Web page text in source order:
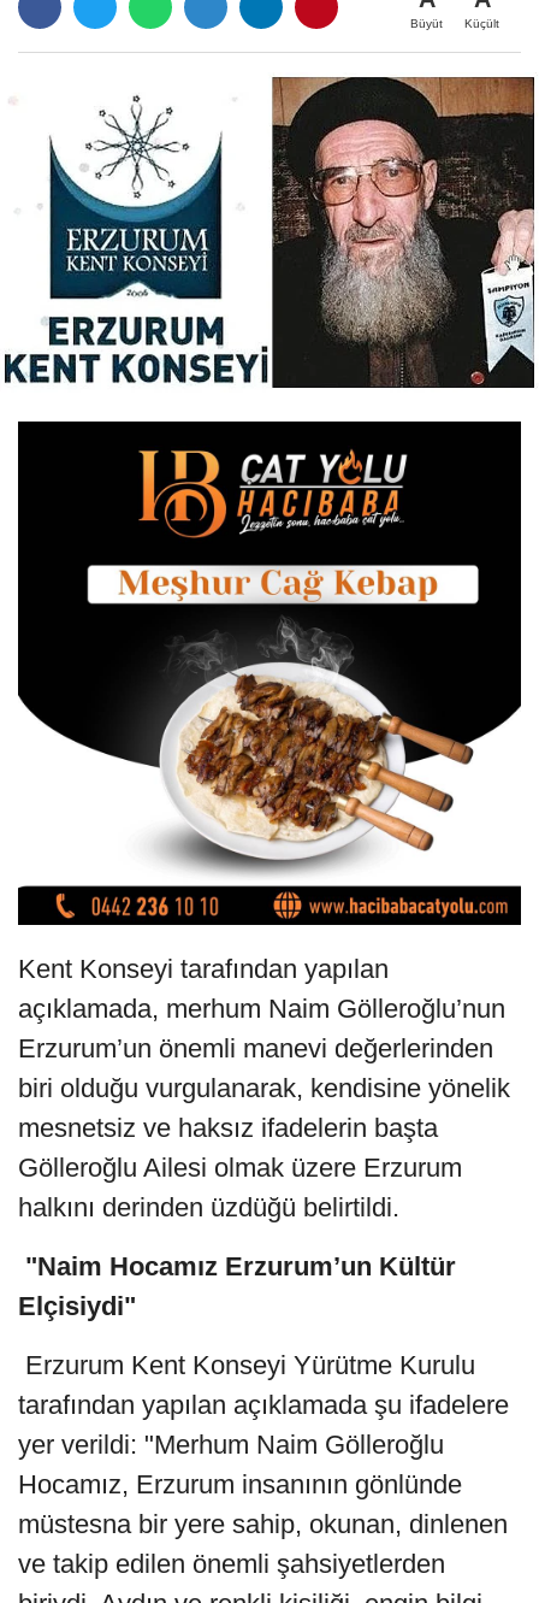
Büyüt Küçült
Kent Konseyi tarafından yapılan
açıklamada, merhum Naim Gölleroğlu’nun
Erzurum’un önemli manevi değerlerinden
biri olduğu vurgulanarak, kendisine yönelik
mesnetsiz ve haksız ifadelerin başta
Gölleroğlu Ailesi olmak üzere Erzurum
halkını derinden üzdüğü belirtildi.
"Naim Hocamız Erzurum’un Kültür
Elçisiydi"
Erzurum Kent Konseyi Yürütme Kurulu
tarafından yapılan açıklamada şu ifadelere
yer verildi: "Merhum Naim Gölleroğlu
Hocamız, Erzurum insanının gönlünde
müstesna bir yere sahip, okunan, dinlenen
ve takip edilen önemli şahsiyetlerden